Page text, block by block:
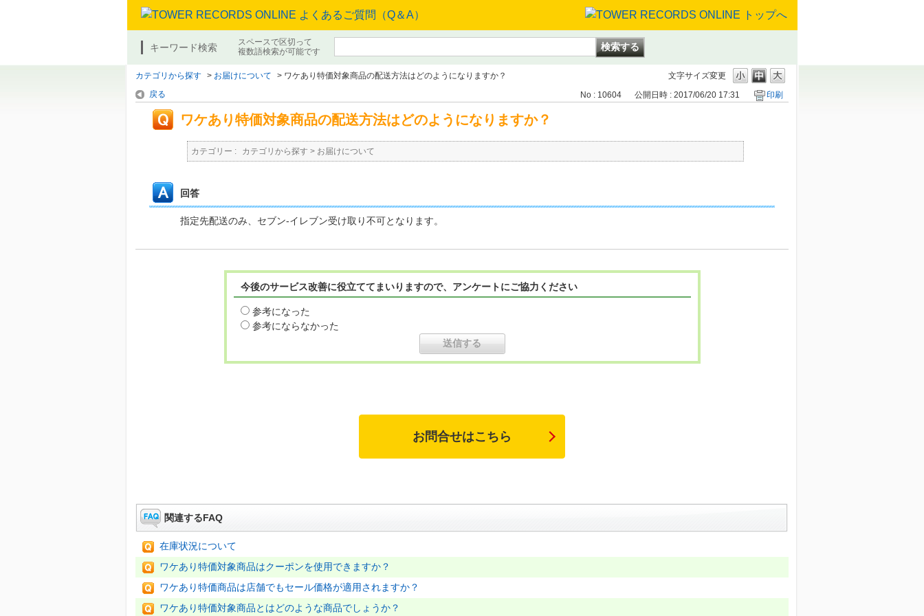
キーワード検索
スペースで区切って
複数語検索が可能です
文字サイズ変更
カテゴリから探す > お届けについて > ワケあり特価対象商品の配送方法はどのようになりますか？
戻る
No : 10604 公開日時 : 2017/06/20 17:31 印刷
ワケあり特価対象商品の配送方法はどのようになりますか？
カテゴリー : カテゴリから探す > お届けについて
回答
指定先配送のみ、セブン-イレブン受け取り不可となります。
今後のサービス改善に役立ててまいりますので、アンケートにご協力ください
参考になった
参考にならなかった
お問合せはこちら
関連するFAQ
在庫状況について
ワケあり特価対象商品はクーポンを使用できますか？
ワケあり特価商品は店舗でもセール価格が適用されますか？
ワケあり特価対象商品とはどのような商品でしょうか？